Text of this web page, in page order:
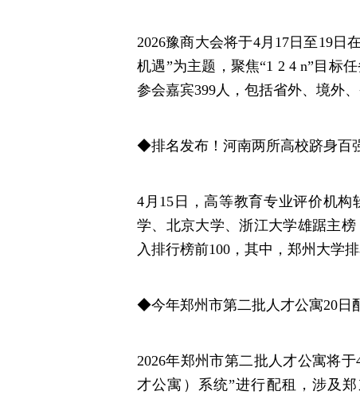
2026豫商大会将于4月17日至19日
机遇”为主题，聚焦“1 2 4 n”目标
参会嘉宾399人，包括省外、境外
◆排名发布！河南两所高校跻身百
4月15日，高等教育专业评价机构
学、北京大学、浙江大学雄踞主
入排行榜前100，其中，郑州大学
◆今年郑州市第二批人才公寓20日
2026年郑州市第二批人才公寓将
才公寓）系统”进行配租，涉及